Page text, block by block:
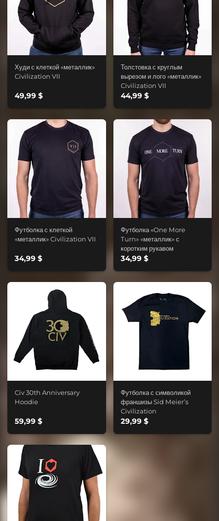
Худи с клеткой «металлик»
Civilization VII
49,99 $
Толстовка с круглым
вырезом и лого «металлик»
Civilization VII
44,99 $
Футболка с клеткой
«металлик» Civilization VII
34,99 $
Футболка «One More
Turn» «металлик» с
коротким рукавом
34,99 $
Civ 30th Anniversary
Hoodie
59,99 $
Футболка с символикой
франшизы Sid Meier’s
Civilization
29,99 $